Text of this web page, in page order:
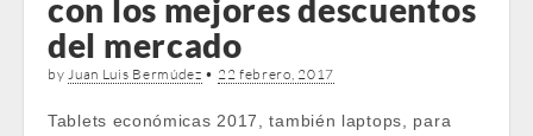
con los mejores descuentos
del mercado
byJuan Luis Bermúdez • 22 febrero, 2017
Tablets económicas 2017, también laptops, para